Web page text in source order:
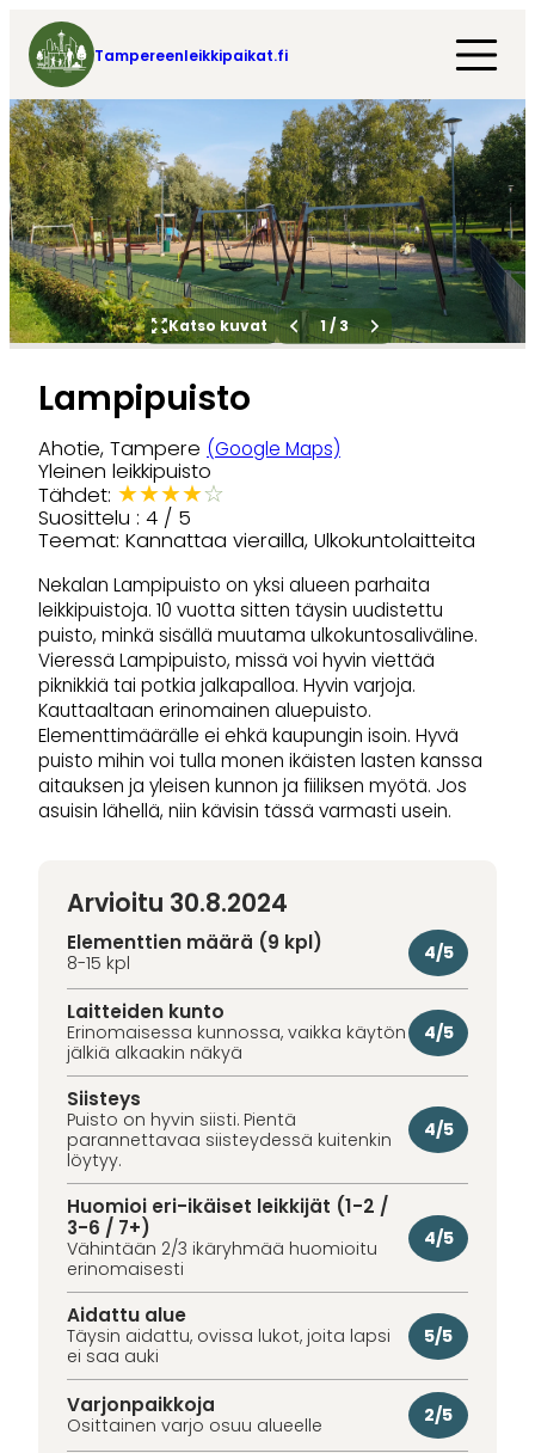
Tampereenleikkipaikat.fi
Katso kuvat 1/3
Lampipuisto
Ahotie, Tampere (Google Maps)
Yleinen leikkipuisto
Tähdet: ★★★★☆
Suosittelu : 4 / 5
Teemat: Kannattaa vierailla, Ulkokuntolaitteita
Nekalan Lampipuisto on yksi alueen parhaita
leikkipuistoja. 10 vuotta sitten täysin uudistettu
puisto, minkä sisällä muutama ulkokuntosaliväline.
Vieressä Lampipuisto, missä voi hyvin viettää
piknikkiä tai potkia jalkapalloa. Hyvin varjoja.
Kauttaaltaan erinomainen aluepuisto.
Elementtimäärälle ei ehkä kaupungin isoin. Hyvä
puisto mihin voi tulla monen ikäisten lasten kanssa
aitauksen ja yleisen kunnon ja fiiliksen myötä. Jos
asuisin lähellä, niin kävisin tässä varmasti usein.
Arvioitu 30.8.2024
Elementtien määrä (9 kpl)
8-15 kpl 4/5
Laitteiden kunto
Erinomaisessa kunnossa, vaikka käytön
jälkiä alkaakin näkyä
4/5
Siisteys
Puisto on hyvin siisti. Pientä
parannettavaa siisteydessä kuitenkin
löytyy.
4/5
Huomioi eri-ikäiset leikkijät (1-2 /
3-6 / 7+)
Vähintään 2/3 ikäryhmää huomioitu
erinomaisesti
4/5
Aidattu alue
Täysin aidattu, ovissa lukot, joita lapsi
ei saa auki
5/5
Varjonpaikkoja
Osittainen varjo osuu alueelle 2/5